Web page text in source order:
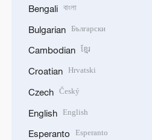
Bengali বাংলা
Bulgarian Български
Cambodian ខ្មែរ
Croatian Hrvatski
Czech Český
English English
Esperanto Esperanto